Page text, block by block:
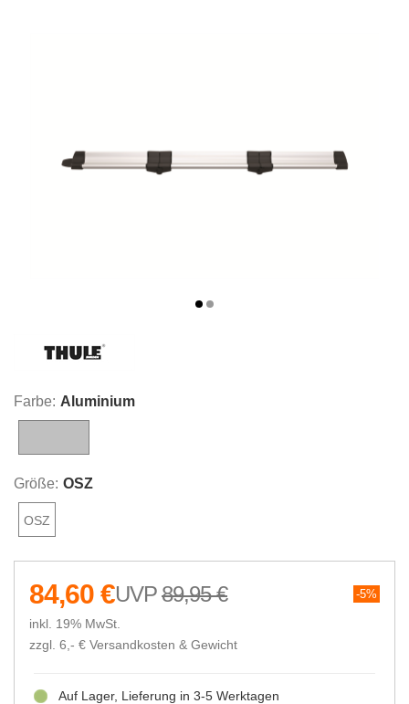
Farbe: Aluminium
Größe: OSZ
OSZ
89,95 € 5%
84,60 €
inkl. 19% MwSt.
zzgl. 6,- € Versandkosten & Gewicht
Auf Lager, Lieferung in 3-5 Werktagen